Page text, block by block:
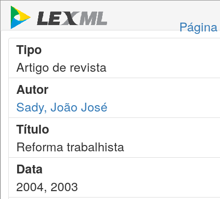
Tipo
Artigo de revista
Autor
Sady, João José
Título
Reforma trabalhista
Data
2004, 2003